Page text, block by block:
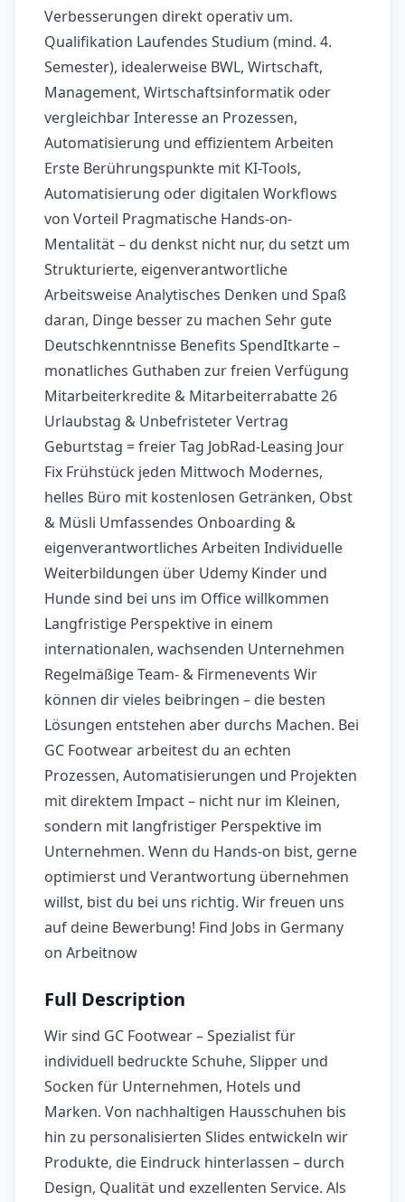
Verbesserungen direkt operativ um.
Qualifikation Laufendes Studium (mind. 4.
Semester), idealerweise BWL, Wirtschaft,
Management, Wirtschaftsinformatik oder
vergleichbar Interesse an Prozessen,
Automatisierung und effizientem Arbeiten
Erste Berührungspunkte mit KI-Tools,
Automatisierung oder digitalen Workflows
von Vorteil Pragmatische Hands-on-
Mentalität – du denkst nicht nur, du setzt um
Strukturierte, eigenverantwortliche
Arbeitsweise Analytisches Denken und Spaß
daran, Dinge besser zu machen Sehr gute
Deutschkenntnisse Benefits SpendItkarte –
monatliches Guthaben zur freien Verfügung
Mitarbeiterkredite & Mitarbeiterrabatte 26
Urlaubstag & Unbefristeter Vertrag
Geburtstag = freier Tag JobRad-Leasing Jour
Fix Frühstück jeden Mittwoch Modernes,
helles Büro mit kostenlosen Getränken, Obst
& Müsli Umfassendes Onboarding &
eigenverantwortliches Arbeiten Individuelle
Weiterbildungen über Udemy Kinder und
Hunde sind bei uns im Office willkommen
Langfristige Perspektive in einem
internationalen, wachsenden Unternehmen
Regelmäßige Team- & Firmenevents Wir
können dir vieles beibringen – die besten
Lösungen entstehen aber durchs Machen. Bei
GC Footwear arbeitest du an echten
Prozessen, Automatisierungen und Projekten
mit direktem Impact – nicht nur im Kleinen,
sondern mit langfristiger Perspektive im
Unternehmen. Wenn du Hands-on bist, gerne
optimierst und Verantwortung übernehmen
willst, bist du bei uns richtig. Wir freuen uns
auf deine Bewerbung! Find Jobs in Germany
on Arbeitnow
Full Description
Wir sind GC Footwear – Spezialist für
individuell bedruckte Schuhe, Slipper und
Socken für Unternehmen, Hotels und
Marken. Von nachhaltigen Hausschuhen bis
hin zu personalisierten Slides entwickeln wir
Produkte, die Eindruck hinterlassen – durch
Design, Qualität und exzellenten Service. Als